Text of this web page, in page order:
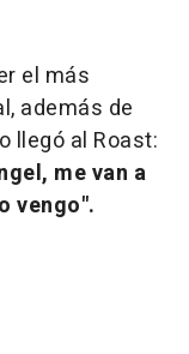
el más
además de
llegó al Roast:
me van a
vengo".